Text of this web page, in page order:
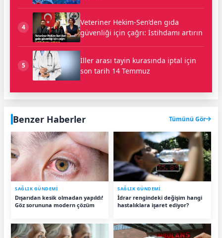
4
Veteriner Hekim-Sen’den gıda
güvenliği için çağrı: İstihdamı artırın
5
İller arası tayin kurasında iptal için
son tarih 14 Temmuz
Benzer Haberler Tümünü Gör
SAĞLIK GÜNDEMİ
Dışarıdan kesik olmadan yapıldı!
Göz sorununa modern çözüm
SAĞLIK GÜNDEMİ
İdrar rengindeki değişim hangi
hastalıklara işaret ediyor?